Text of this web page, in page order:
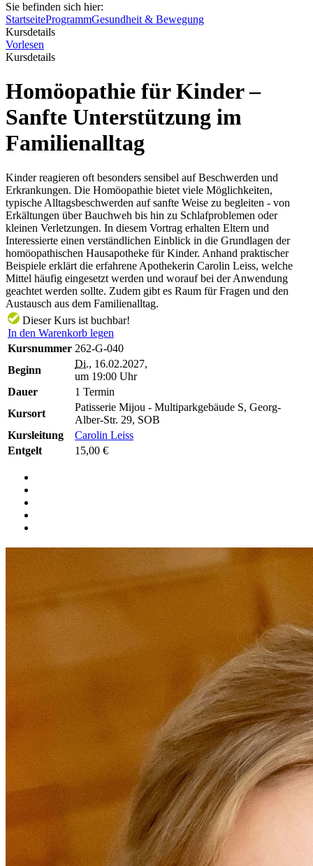
Sie befinden sich hier:
StartseiteProgrammGesundheit & Bewegung
Kursdetails
Vorlesen
Kursdetails
Homöopathie für Kinder –
Sanfte Unterstützung im
Familienalltag
Kinder reagieren oft besonders sensibel auf Beschwerden und
Erkrankungen. Die Homöopathie bietet viele Möglichkeiten,
typische Alltagsbeschwerden auf sanfte Weise zu begleiten - von
Erkältungen über Bauchweh bis hin zu Schlafproblemen oder
kleinen Verletzungen. In diesem Vortrag erhalten Eltern und
Interessierte einen verständlichen Einblick in die Grundlagen der
homöopathischen Hausapotheke für Kinder. Anhand praktischer
Beispiele erklärt die erfahrene Apothekerin Carolin Leiss, welche
Mittel häufig eingesetzt werden und worauf bei der Anwendung
geachtet werden sollte. Zudem gibt es Raum für Fragen und den
Austausch aus dem Familienalltag.
Dieser Kurs ist buchbar!
In den Warenkorb legen
Kursnummer 262-G-040
Beginn
Di., 16.02.2027,
um 19:00 Uhr
Dauer
1 Termin
Kursort
Patisserie Mijou - Multiparkgebäude S, Georg-
Alber-Str. 29, SOB
Kursleitung
Carolin Leiss
Entgelt
15,00 €